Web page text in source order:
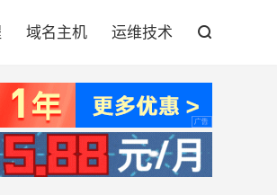
域名主机 运维技术 